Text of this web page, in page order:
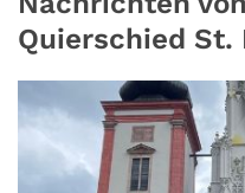
Quierschied St.